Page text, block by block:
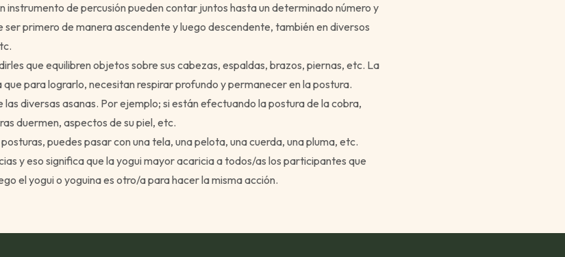
instrumento de percusión pueden contar juntos hasta un determinado número y
primero de manera ascendente y luego descendente, también en diversos
que equilibren objetos sobre sus cabezas, espaldas, brazos, piernas, etc. La
que para lograrlo, necesitan respirar profundo y permanecer en la postura.
diversas asanas. Por ejemplo; si están efectuando la postura de la cobra,
duermen, aspectos de su piel, etc.
puedes pasar con una tela, una pelota, una cuerda, una pluma, etc.
y eso significa que la yogui mayor acaricia a todos/as los participantes que
el yogui o yoguina es otro/a para hacer la misma acción.